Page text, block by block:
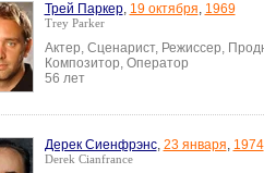
Трей Паркер, 19 октября, 1969
Trey Parker
Актер, Сценарист, Режиссер,
Композитор, Оператор
56 лет
Дерек Сиенфрэнс, 23 января, 1974
Derek Cianfrance